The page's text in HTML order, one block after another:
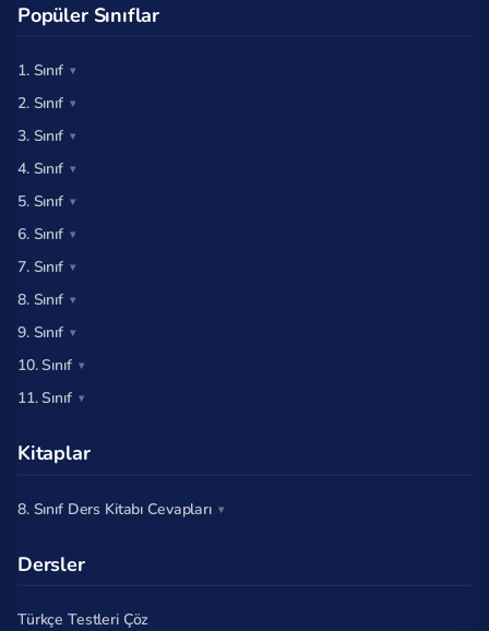
Popüler Sınıflar
1. Sınıf
2. Sınıf
3. Sınıf
4. Sınıf
5. Sınıf
6. Sınıf
7. Sınıf
8. Sınıf
9. Sınıf
10. Sınıf
11. Sınıf
Kitaplar
8. Sınıf Ders Kitabı Cevapları
Dersler
Türkçe Testleri Çöz